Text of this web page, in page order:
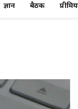
ज्ञान बैठक